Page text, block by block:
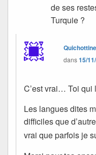
de ses
Turquie ?
Quichottine
dans15/
C’est vrai… Toi qui
Les langues dites
difficiles que
vrai que parfois je